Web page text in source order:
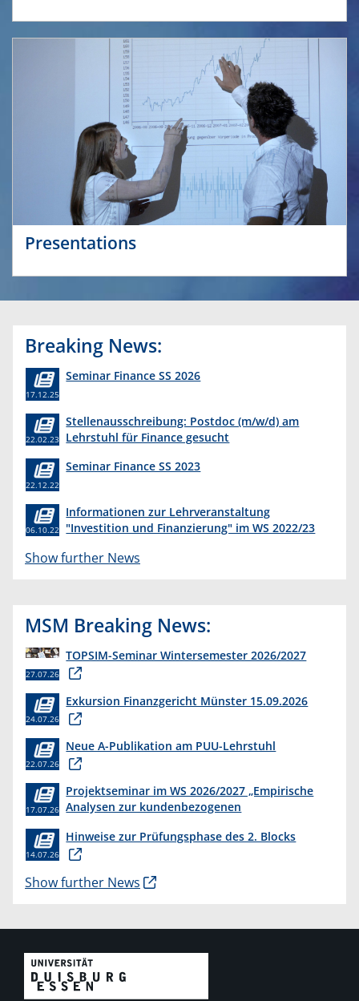
Presentations
Breaking News:
Seminar Finance SS 2026
17.12.25
Stellenausschreibung: Postdoc (m/w/d) am
Lehrstuhl für Finance gesucht
22.02.23
Seminar Finance SS 2023
22.12.22
Informationen zur Lehrveranstaltung
"Investition und Finanzierung" im WS 2022/23
06.10.22
Show further News
MSM Breaking News:
TOPSIM-Seminar Wintersemester 2026/2027
27.07.26
Exkursion Finanzgericht Münster 15.09.2026
24.07.26
Neue A-Publikation am PUU-Lehrstuhl
22.07.26
Projektseminar im WS 2026/2027 „Empirische
Analysen zur kundenbezogenen
17.07.26
Hinweise zur Prüfungsphase des 2. Blocks
14.07.26
Show further News